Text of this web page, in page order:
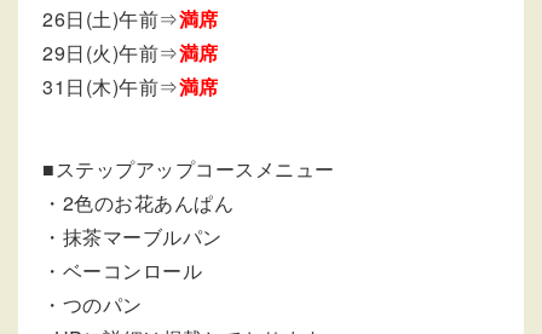
26日(土)午前⇒満席
29日(火)午前⇒満席
31日(木)午前⇒満席
■ステップアップコースメニュー
・2色のお花あんぱん
・抹茶マーブルパン
・ベーコンロール
・つのパン